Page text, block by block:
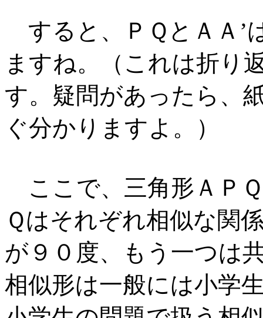
すると、ＰＱとＡＡ’
ますね。（これは折り
す。疑問があったら、
ぐ分かりますよ。）
ここで、三角形ＡＰ
Ｑはそれぞれ相似な関
が９０度、もう一つは
相似形は一般には小学